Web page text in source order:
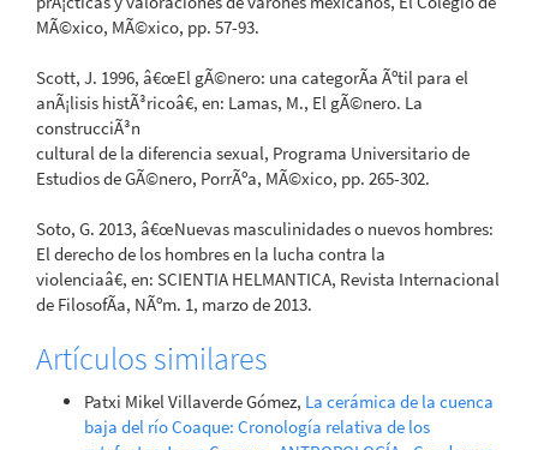
MÃ©xico, MÃ©xico, pp. 57-93.
Scott, J. 1996, â€œEl gÃ©nero: una categorÃ­a Ãºtil para el
anÃ¡lisis histÃ³ricoâ€, en: Lamas, M., El gÃ©nero. La
construcciÃ³n
cultural de la diferencia sexual, Programa Universitario de
Estudios de GÃ©nero, PorrÃºa, MÃ©xico, pp. 265-302.
Soto, G. 2013, â€œNuevas masculinidades o nuevos hombres:
El derecho de los hombres en la lucha contra la
violenciaâ€, en: SCIENTIA HELMANTICA, Revista Internacional
de FilosofÃ­a, NÃºm. 1, marzo de 2013.
Artículos similares
Patxi Mikel Villaverde Gómez, La cerámica de la cuenca
baja del río Coaque: Cronología relativa de los